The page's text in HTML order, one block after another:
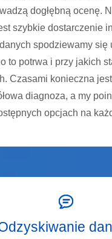
dogłębną ocenę.
szybkie dostarczenie
spodziewamy się
to potrwa i przy jakich
Czasami konieczna
diagnoza, a my
opcjach na